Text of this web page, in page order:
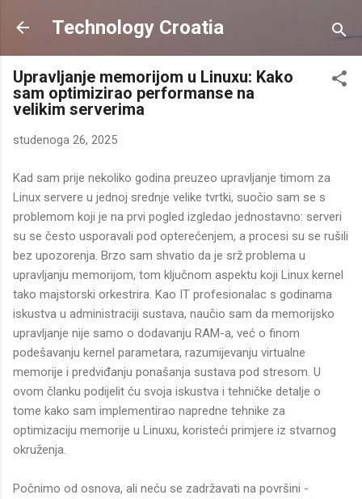
Preskoči na glavni sadržaj
Technology Croatia
Upravljanje memorijom u Linuxu: Kako
sam optimizirao performanse na
velikim serverima
studenoga 26, 2025
Kad sam prije nekoliko godina preuzeo upravljanje timom za
Linux servere u jednoj srednje velike tvrtki, suočio sam se s
problemom koji je na prvi pogled izgledao jednostavno: serveri
su se često usporavali pod opterećenjem, a procesi su se rušili
bez upozorenja. Brzo sam shvatio da je srž problema u
upravljanju memorijom, tom ključnom aspektu koji Linux kernel
tako majstorski orkestrira. Kao IT profesionalac s godinama
iskustva u administraciji sustava, naučio sam da memorijsko
upravljanje nije samo o dodavanju RAM-a, već o finom
podešavanju kernel parametara, razumijevanju virtualne
memorije i predviđanju ponašanja sustava pod stresom. U
ovom članku podijelit ću svoja iskustva i tehničke detalje o
tome kako sam implementirao napredne tehnike za
optimizaciju memorije u Linuxu, koristeći primjere iz stvarnog
okruženja.
Počnimo od osnova, ali neću se zadržavati na površini -